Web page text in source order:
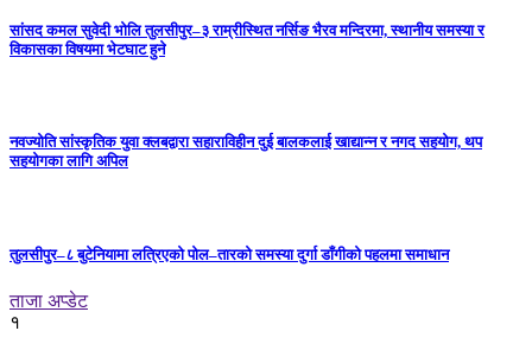
सांसद कमल सुवेदी भोलि तुलसीपुर–३ राम्रीस्थित नर्सिङ भैरव मन्दिरमा, स्थानीय समस्या र
विकासका विषयमा भेटघाट हुने
नवज्योति सांस्कृतिक युवा क्लबद्वारा सहाराविहीन दुई बालकलाई खाद्यान्न र नगद सहयोग, थप
सहयोगका लागि अपिल
तुलसीपुर–८ बुटेनियामा लत्रिएको पोल–तारको समस्या दुर्गा डाँगीको पहलमा समाधान
ताजा अप्डेट
१